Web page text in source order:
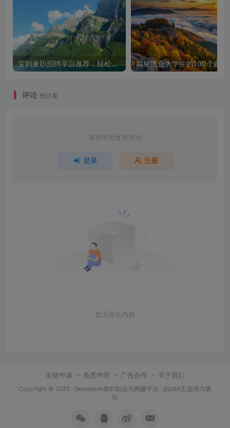
宝妈兼职招聘平台推荐，轻松找到理想工作！
评论 抢沙发
请登录后发表评论
登录 注册
暂无评论内容
友链申请 免责声明 广告合作 关于我们
Copyright © 2025 · DeepSeek兼职副业与网赚平台 · 由zibll主题强力驱
动.